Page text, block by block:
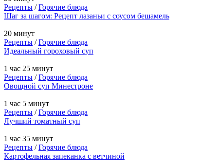
Рецепты /Горячие блюда
Шаг за шагом: Рецепт лазаньи с соусом бешамель
20 минут
Рецепты /Горячие блюда
Идеальный гороховый суп
1 час 25 минут
Рецепты /Горячие блюда
Овощной суп Минестроне
1 час 5 минут
Рецепты /Горячие блюда
Лучший томатный суп
1 час 35 минут
Рецепты /Горячие блюда
Картофельная запеканка с ветчиной